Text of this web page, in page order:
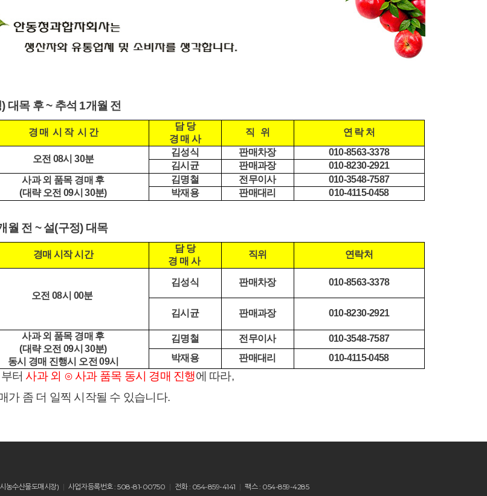
대목 후 ~ 추석 1개월 전
경 매 시 작 시 간
담 당
경 매 사
직 위 연 락 처
오전 08시 30분
김성식 판매차장
010-8563-3378
김시균
판매과장
010-8230-2921
사과 외 품목 경매 후
(대략 오전 09시 30분)
김명철 전무이사
010-3548-7587
박재용
판매대리 010-4115-0458
월 전 ~ 설(구정) 대목
경매 시작 시간
담 당
경 매 사
직위 연락처
오전 08시 00분
김성식 판매차장 010-8563-3378
김시균 판매과장 010-8230-2921
사과 외 품목 경매 후
(대략 오전 09시 30분)
동시 경매 진행시 오전 09시
김명철 전무이사
010-3548-7587
박재용
판매대리 010-4115-0458
터 사과 외 ⊙ 사과 품목 동시 경매 진행에 따라,
가 좀 더 일찍 시작될 수 있습니다.
농수산물도매시장) 사업자등록번호 : 508-81-00750 전화 : 054-859-4141 팩스 : 054-859-4285